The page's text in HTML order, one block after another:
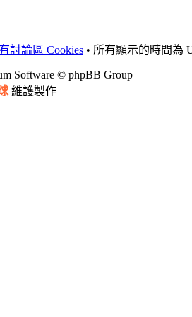
討論區 Cookies • 所有顯示的時間為
Software © phpBB Group
維護製作